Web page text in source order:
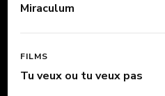
Miraculum
FILMS
Tu veux ou tu veux pas